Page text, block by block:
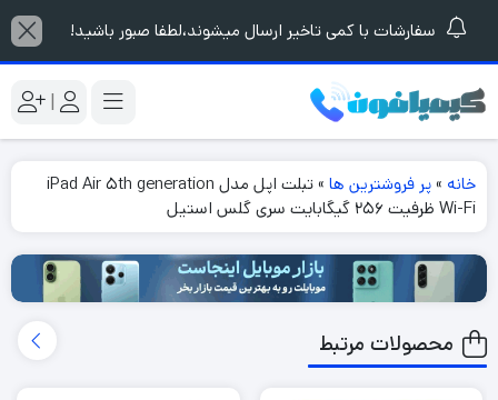
سفارشات با کمی تاخیر ارسال میشوند،لطفا صبور باشید!
|
خانه »پر فروشترین ها »
تبلت اپل مدل iPad Air 5th generation
Wi-Fi ظرفیت 256 گیگابایت سری گلس استیل
محصولات مرتبط